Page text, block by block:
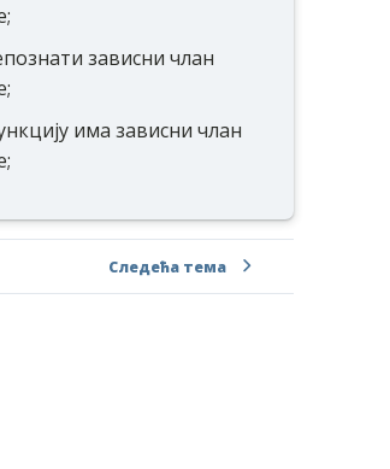
зависни члан
има зависни члан
Следећа тема